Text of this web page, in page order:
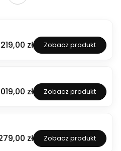
zł Zobacz produkt
zł Zobacz produkt
zł Zobacz produkt